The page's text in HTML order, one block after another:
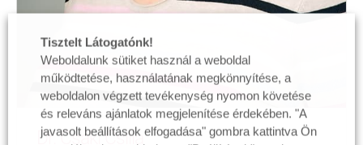
Dr. Csáki Csilla
Tisztelt Látogatónk!
Weboldalunk sütiket használ a weboldal
működtetése, használatának megkönnyítése, a
weboldalon végzett tevékenység nyomon követése
és releváns ajánlatok megjelenítése érdekében. "A
javasolt beállítások elfogadása" gombra kattintva Ön